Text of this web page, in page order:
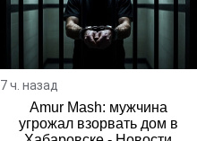
7 ч. назад
Amur Mash: мужчина
угрожал взорвать дом в